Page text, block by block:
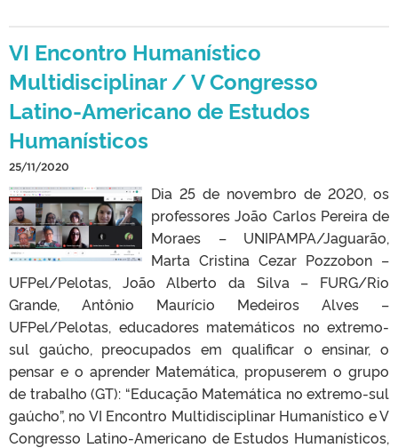
VI Encontro Humanístico
Multidisciplinar / V Congresso
Latino-Americano de Estudos
Humanísticos
25/11/2020
Dia 25 de novembro de 2020, os
professores João Carlos Pereira de
Moraes – UNIPAMPA/Jaguarão,
Marta Cristina Cezar Pozzobon –
UFPel/Pelotas, João Alberto da Silva – FURG/Rio
Grande, Antônio Maurício Medeiros Alves –
UFPel/Pelotas, educadores matemáticos no extremo-
sul gaúcho, preocupados em qualificar o ensinar, o
pensar e o aprender Matemática, propuserem o grupo
de trabalho (GT): “Educação Matemática no extremo-sul
gaúcho”, no VI Encontro Multidisciplinar Humanístico e V
Congresso Latino-Americano de Estudos Humanísticos,